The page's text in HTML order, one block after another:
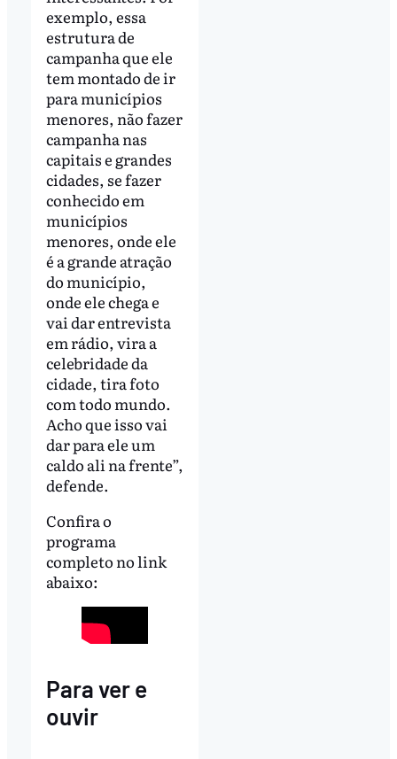
exemplo, essa
estrutura de
campanha que ele
tem montado de ir
para municípios
menores, não fazer
campanha nas
capitais e grandes
cidades, se fazer
conhecido em
municípios
menores, onde ele
é a grande atração
do município,
onde ele chega e
vai dar entrevista
em rádio, vira a
celebridade da
cidade, tira foto
com todo mundo.
Acho que isso vai
dar para ele um
caldo ali na frente”,
defende.
Confira o
programa
completo no link
abaixo:
Para ver e
ouvir